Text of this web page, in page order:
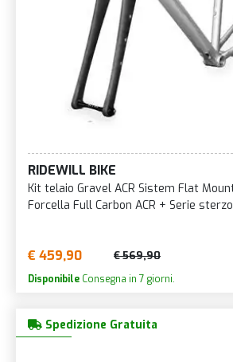
RIDEWILL BIKE
Kit telaio Gravel ACR Sistem Flat Mount Grezzo +
Forcella Full Carbon ACR + Serie sterzo
€ 459,90 € 569,90
Disponibile Consegna in 7 giorni.
Spedizione Gratuita